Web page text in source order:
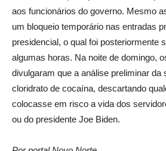
aos funcionários do governo. Mesmo
um bloqueio temporário nas entradas
presidencial, o qual foi posteriormente
algumas horas. Na noite de domingo,
divulgaram que a análise preliminar da
cloridrato de cocaína, descartando
colocasse em risco a vida dos
ou do presidente Joe Biden.